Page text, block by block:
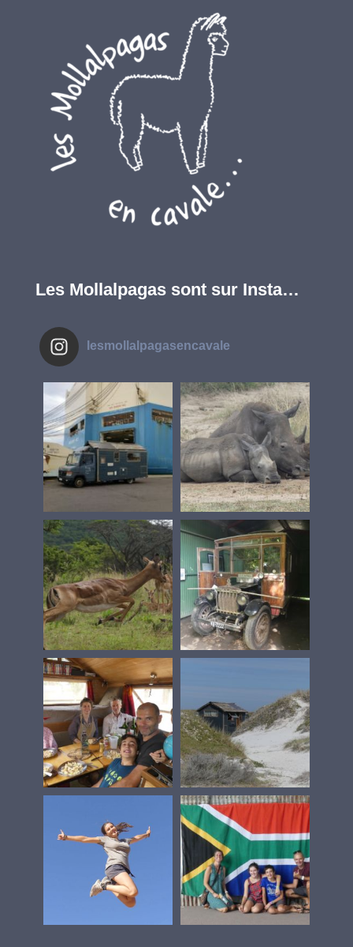
Les Mollalpagas sont sur Insta…
lesmollalpagasencavale